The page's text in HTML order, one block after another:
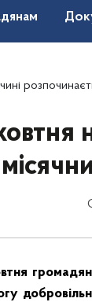
місячник